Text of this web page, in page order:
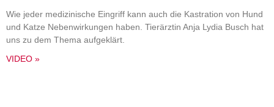
Wie jeder medizinische Eingriff kann auch die Kastration von Hund
und Katze Nebenwirkungen haben. Tierärztin Anja Lydia Busch hat
uns zu dem Thema aufgeklärt.
VIDEO »